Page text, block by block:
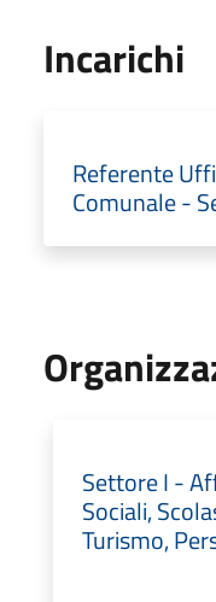
Incarichi
Referente
Comunale -
Settore I -
Sociali,
Turismo,